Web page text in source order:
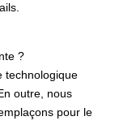
?
technologique
outre, nous
pour le